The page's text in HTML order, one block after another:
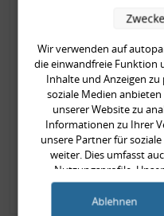
Hersteller:
EAN-Nr.:
Wir verwenden auf
die einwandfreie Funktion
Inhalte und Anzeigen
soziale Medien
unserer Website zu
Informationen zu Ihrer
unsere Partner für
weiter. Dies umfasst
Nutzungsprofile.
Products) führen diese
weiteren Daten
Zwecke
Ablehnen